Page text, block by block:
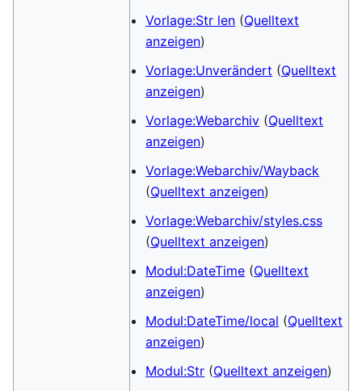
Vorlage:Str len (Quelltext
anzeigen)
Vorlage:Unverändert (Quelltext
anzeigen)
Vorlage:Webarchiv (Quelltext
anzeigen)
Vorlage:Webarchiv/Wayback
(Quelltext anzeigen)
Vorlage:Webarchiv/styles.css
(Quelltext anzeigen)
Modul:DateTime (Quelltext
anzeigen)
Modul:DateTime/local (Quelltext
anzeigen)
Modul:Str (Quelltext anzeigen)